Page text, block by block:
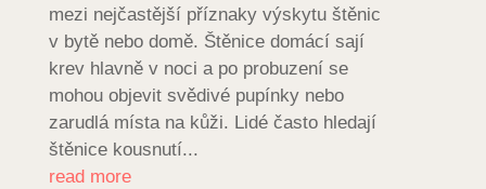
mezi nejčastější příznaky výskytu štěnic
v bytě nebo domě. Štěnice domácí sají
krev hlavně v noci a po probuzení se
mohou objevit svědivé pupínky nebo
zarudlá místa na kůži. Lidé často hledají
štěnice kousnutí...
read more